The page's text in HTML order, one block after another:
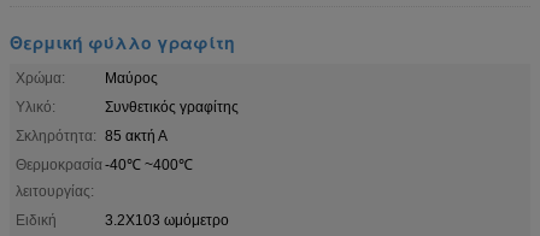
Θερμική φύλλο γραφίτη
Χρώμα:
Μαύρος
Υλικό:
Συνθετικός γραφίτης
Σκληρότητα: 85 ακτή Α
Θερμοκρασία
λειτουργίας:
-40℃ ~400℃
Ειδική
3.2X103 ωμόμετρο